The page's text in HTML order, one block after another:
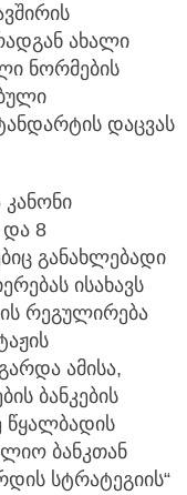
ახალი
ნორმების
დაცვას
და 8
განახლებადი
ისახავს
რეგულირება
ამისა,
ბანკების
წყალბადის
ბანკთან
სტრატეგიის“